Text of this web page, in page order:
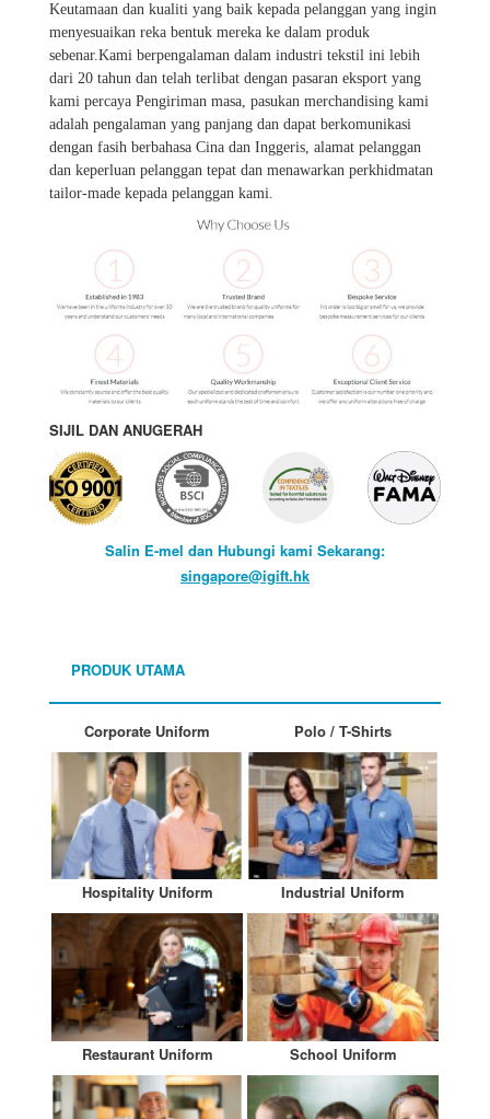
Keutamaan dan kualiti yang baik kepada pelanggan yang ingin
menyesuaikan reka bentuk mereka ke dalam produk
sebenar.Kami berpengalaman dalam industri tekstil ini lebih
dari 20 tahun dan telah terlibat dengan pasaran eksport yang
kami percaya Pengiriman masa, pasukan merchandising kami
adalah pengalaman yang panjang dan dapat berkomunikasi
dengan fasih berbahasa Cina dan Inggeris, alamat pelanggan
dan keperluan pelanggan tepat dan menawarkan perkhidmatan
tailor-made kepada pelanggan kami.
SIJIL DAN ANUGERAH
Salin E-mel dan Hubungi kami Sekarang:
singapore@igift.hk
PRODUK UTAMA
Corporate Uniform Polo / T-Shirts
Hospitality Uniform Industrial Uniform
Restaurant Uniform School Uniform